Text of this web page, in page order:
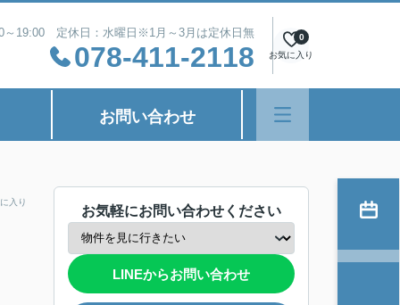
～19:00 定休日：水曜日※1月～3月は定休日無
078-411-2118 お気に入り
0
お問い合わせ
入り
お気軽にお問い合わせください
LINEからお問い合わせ